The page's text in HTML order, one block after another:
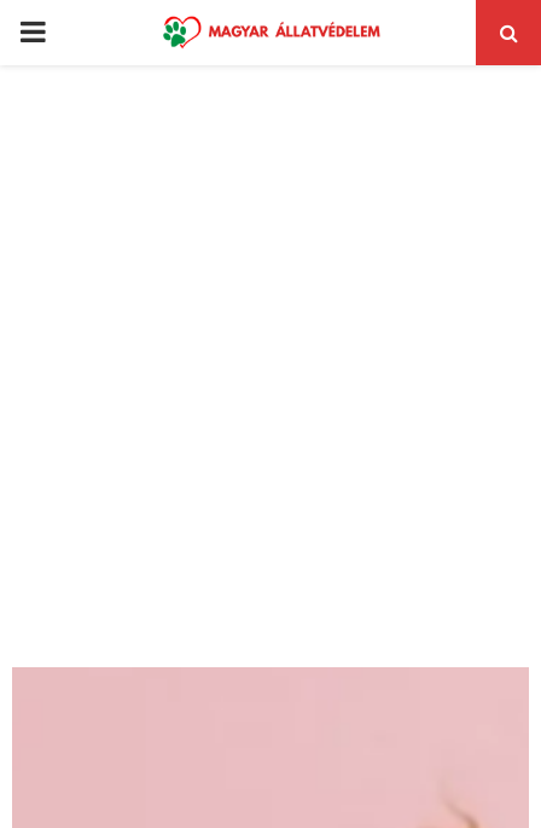
PRIMARY